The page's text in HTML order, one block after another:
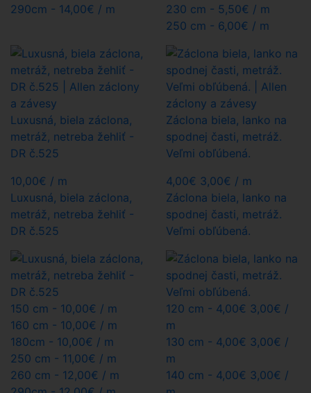
290cm - 14,00€ / m
230 cm - 5,50€ / m
250 cm - 6,00€ / m
Luxusná, biela záclona,
metráž, netreba žehliť -
DR č.525
10,00€ / m
Luxusná, biela záclona,
metráž, netreba žehliť -
DR č.525
150 cm - 10,00€ / m
160 cm - 10,00€ / m
180cm - 10,00€ / m
250 cm - 11,00€ / m
260 cm - 12,00€ / m
Záclona biela, lanko na
spodnej časti, metráž.
Veľmi obľúbená.
4,00€ 3,00€ / m
Záclona biela, lanko na
spodnej časti, metráž.
Veľmi obľúbená.
120 cm - 4,00€ 3,00€ /
m
130 cm - 4,00€ 3,00€ /
m
140 cm - 4,00€ 3,00€ /